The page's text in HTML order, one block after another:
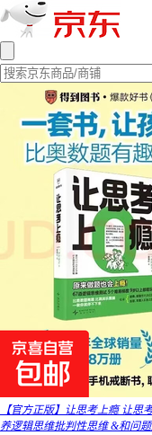
【官方正版】让思考上瘾 让
养逻辑思维批判性思维 &和问